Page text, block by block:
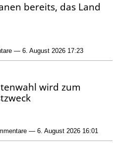
bereits, das Land
— 6. August 2026 17:23
wird zum
— 6. August 2026 16:01